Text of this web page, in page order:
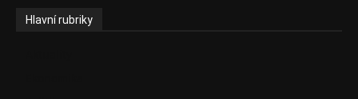
Hlavní rubriky